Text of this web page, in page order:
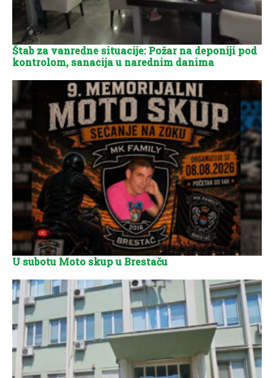
Štab za vanredne situacije: Požar na deponiji pod
kontrolom, sanacija u narednim danima
U subotu Moto skup u Brestaču